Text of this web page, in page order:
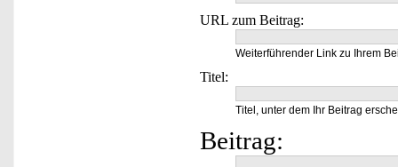
URL zum Beitrag:
Weiterführender Link zu Ihrem
Titel:
Titel, unter dem Ihr Beitrag
Beitrag: